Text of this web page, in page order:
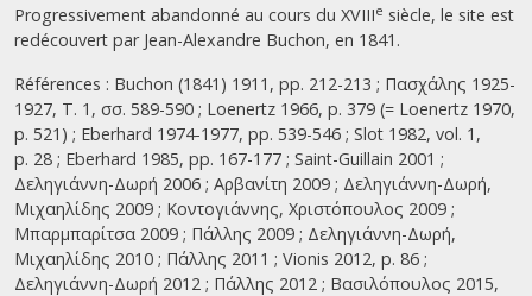
Progressivement abandonné au cours du XVIIIe siècle, le site est
redécouvert par Jean-Alexandre Buchon, en 1841.
Références : Buchon (1841) 1911, pp. 212-213 ; Πασχάλης 1925-
1927, Τ. 1, σσ. 589-590 ; Loenertz 1966, p. 379 (= Loenertz 1970,
p. 521) ; Eberhard 1974-1977, pp. 539-546 ; Slot 1982, vol. 1,
p. 28 ; Eberhard 1985, pp. 167-177 ; Saint-Guillain 2001 ;
Δεληγιάννη-Δωρή 2006 ; Αρβανίτη 2009 ; Δεληγιάννη-Δωρή,
Μιχαηλίδης 2009 ; Κοντογιάννης, Χριστόπουλος 2009 ;
Μπαρμπαρίτσα 2009 ; Πάλλης 2009 ; Δεληγιάννη-Δωρή,
Μιχαηλίδης 2010 ; Πάλλης 2011 ; Vionis 2012, p. 86 ;
Δεληγιάννη-Δωρή 2012 ; Πάλλης 2012 ; Βασιλόπουλος 2015,